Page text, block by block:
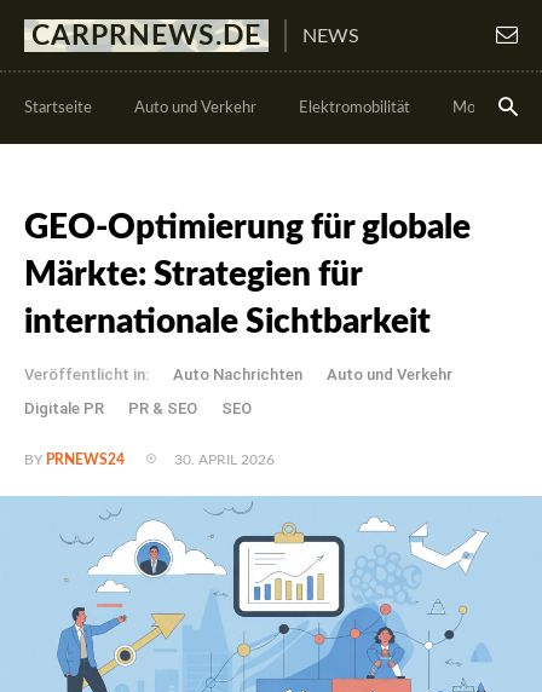
CARPRNEWS.DE NEWS
Startseite Auto und Verkehr Elektromobilität Motorsport
GEO-Optimierung für globale
Märkte: Strategien für
internationale Sichtbarkeit
Veröffentlicht in: Auto Nachrichten
Auto und Verkehr
Digitale PR
PR & SEO SEO
BY PRNEWS24 30. APRIL 2026